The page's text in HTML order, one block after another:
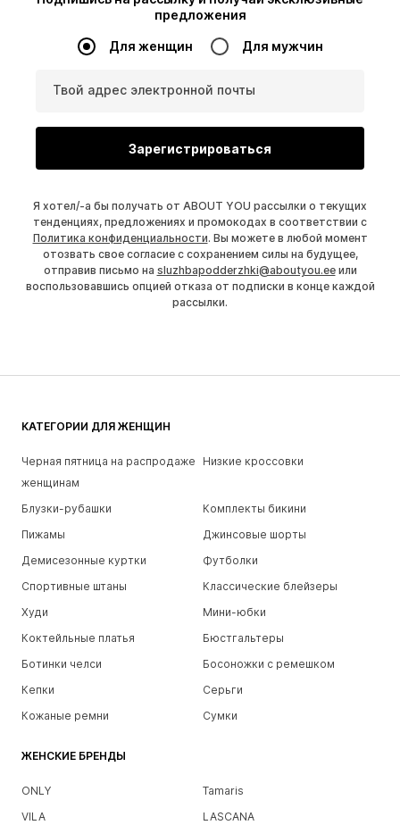
предложения
Для женщин Для мужчин
Твой адрес электронной почты
Зарегистрироваться
Я хотел/-а бы получать от ABOUT YOU рассылки о текущих
тенденциях, предложениях и промокодах в соответствии с
Политика конфиденциальности. Вы можете в любой момент
отозвать свое согласие с сохранением силы на будущее,
отправив письмо на sluzhbapodderzhki@aboutyou.eeили
воспользовавшись опцией отказа от подписки в конце каждой
рассылки.
КАТЕГОРИИ ДЛЯ ЖЕНЩИН
Черная пятница на распродаже
женщинам
Низкие кроссовки
Блузки-рубашки
Комплекты бикини
Пижамы
Джинсовые шорты
Демисезонные куртки
Футболки
Спортивные штаны
Классические блейзеры
Худи
Мини-юбки
Коктейльные платья
Бюстгальтеры
Ботинки челси
Босоножки с ремешком
Кепки
Серьги
Кожаные ремни
Сумки
ЖЕНСКИЕ БРЕНДЫ
ONLY
Tamaris
VILA
LASCANA